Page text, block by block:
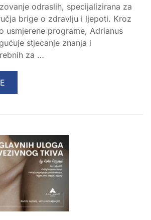
odraslih, specijalizirana za
brige o zdravlju i ljepoti. Kroz
usmjerene programe, Adrianus
stjecanje znanja i
za …
ICA